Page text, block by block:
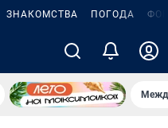
ЗНАКОМСТВА ПОГОДА